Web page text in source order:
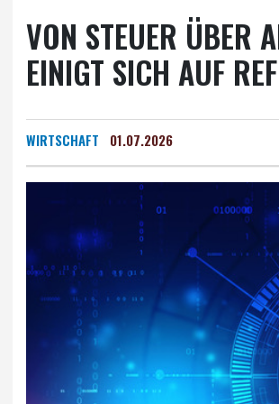
VON STEUER ÜBER
EINIGT SICH AUF
WIRTSCHAFT 01.07.2026